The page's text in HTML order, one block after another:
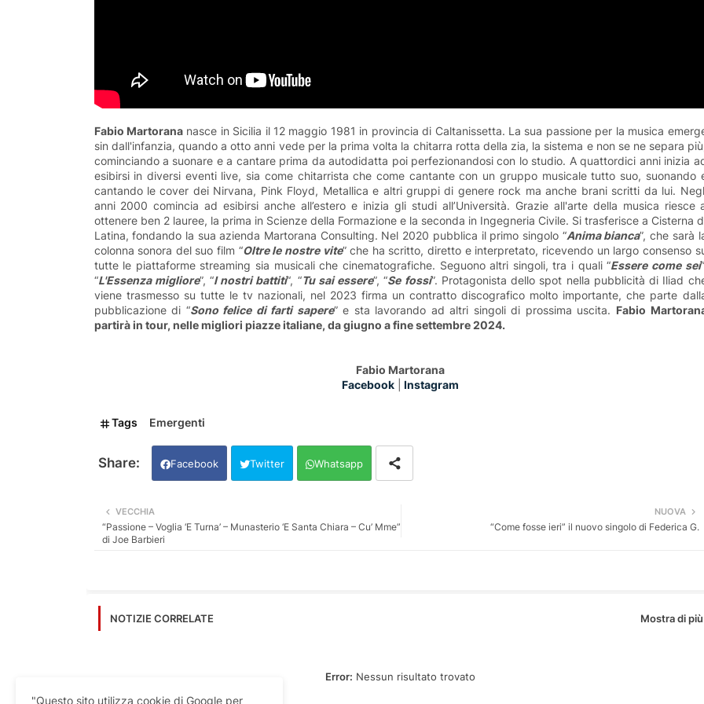
Fabio Martorananasce in Sicilia il 12 maggio 1981 in provincia di Caltanissetta. La sua passione per la musica
sin dall'infanzia, quando a otto anni vede per la prima volta la chitarra rotta della zia, la sistema e non se ne separa
cominciando a suonare e a cantare prima da autodidatta poi perfezionandosi con lo studio. A quattordici anni inizia
esibirsi in diversi eventi live, sia come chitarrista che come cantante con un gruppo musicale tutto suo, suonando
cantando le cover dei Nirvana, Pink Floyd, Metallica e altri gruppi di genere rock ma anche brani scritti da lui.
anni 2000 comincia ad esibirsi anche all’estero e inizia gli studi all’Università. Grazie all'arte della musica riesce
ottenere ben 2 lauree, la prima in Scienze della Formazione e la seconda in Ingegneria Civile. Si trasferisce a Cisterna
Latina, fondando la sua azienda Martorana Consulting. Nel 2020 pubblica il primo singolo “Anima bianca”, che sarà
colonna sonora del suo film “Oltre le nostre vite” che ha scritto, diretto e interpretato, ricevendo un largo consenso
tutte le piattaforme streaming sia musicali che cinematografiche. Seguono altri singoli, tra i quali “Essere come sei
“L'Essenza migliore”, “I nostri battiti“, “Tu sai essere”, “Se fossi”. Protagonista dello spot nella pubblicità di Iliad
viene trasmesso su tutte le tv nazionali, nel 2023 firma un contratto discografico molto importante, che parte
pubblicazione di “Sono felice di farti sapere” e sta lavorando ad altri singoli di prossima uscita. Fabio
partirà in tour, nelle migliori piazze italiane, da giugno a fine settembre 2024.
Fabio Martorana
Facebook
Instagram
Tags Emergenti
Facebook Twitter Whatsapp
NUOVA
“Come fosse ieri” il nuovo singolo di Federica G.
VECCHIA
“Passione – Voglia ‘E Turna’ – Munasterio ‘E Santa Chiara – Cu’ Mme”
di Joe Barbieri
NOTIZIE CORRELATE Mostra di più
Error: Nessun risultato trovato
"Questo sito utilizza cookie di Google per